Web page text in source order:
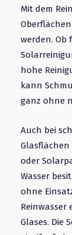
Mit dem
werden. Ob
hohe
kann
ganz ohne
Auch bei
Glasflächen
oder
Wasser
ohne
Glases. Die